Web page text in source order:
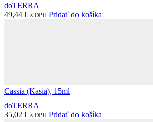
doTERRA
49,44 € s DPH Pridať do košíka
Cassia (Kasia), 15ml
doTERRA
35,02 € s DPH Pridať do košíka